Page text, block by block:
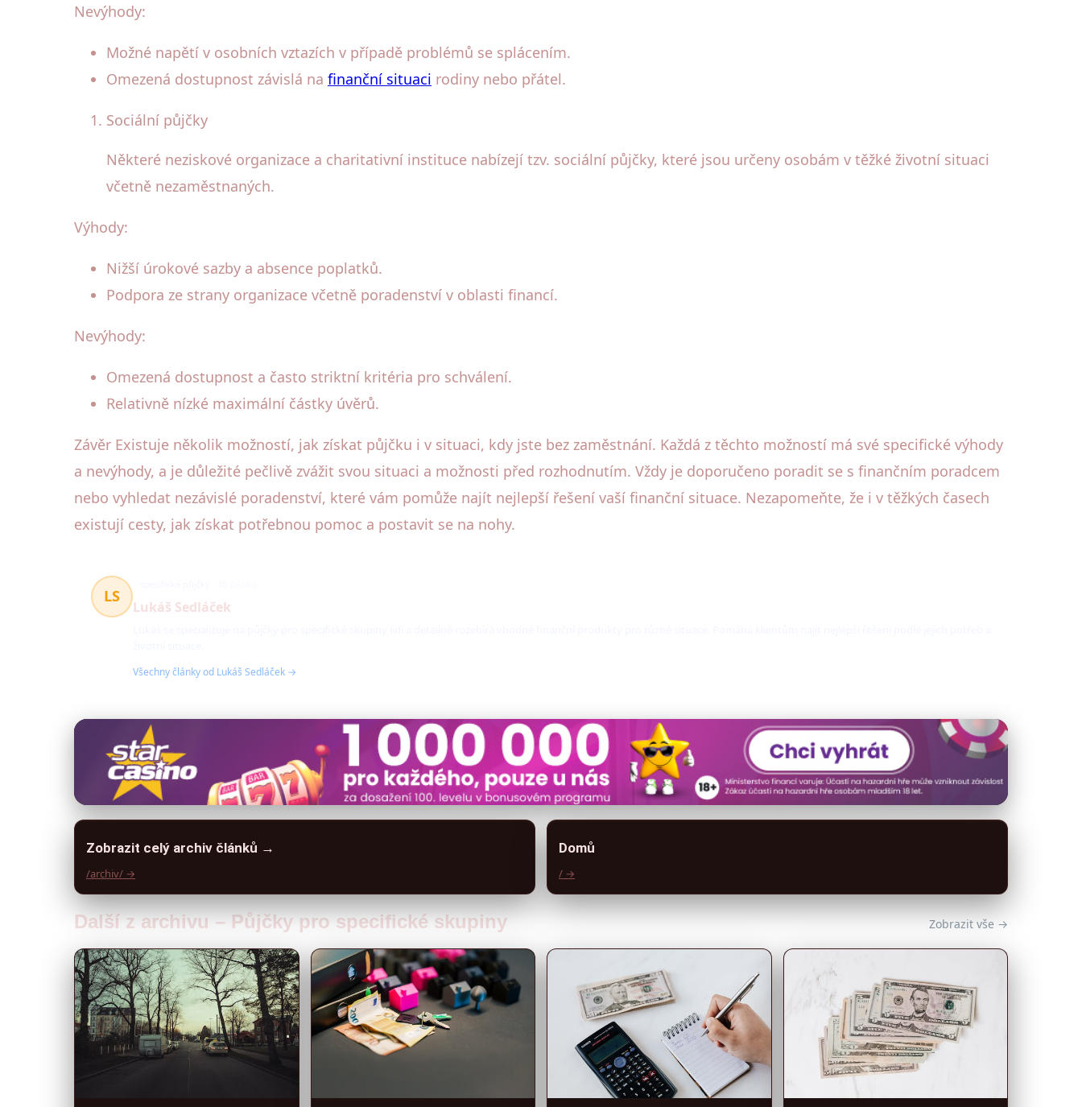
Nevýhody:
Možné napětí v osobních vztazích v případě problémů se splácením.
Omezená dostupnost závislá na finanční situaci rodiny nebo přátel.
Sociální půjčky
Některé neziskové organizace a charitativní instituce nabízejí tzv. sociální půjčky, které jsou určeny osobám v těžké životní situaci
včetně nezaměstnaných.
Výhody:
Nižší úrokové sazby a absence poplatků.
Podpora ze strany organizace včetně poradenství v oblasti financí.
Nevýhody:
Omezená dostupnost a často striktní kritéria pro schválení.
Relativně nízké maximální částky úvěrů.
Závěr Existuje několik možností, jak získat půjčku i v situaci, kdy jste bez zaměstnání. Každá z těchto možností má své specifické výhody
a nevýhody, a je důležité pečlivě zvážit svou situaci a možnosti před rozhodnutím. Vždy je doporučeno poradit se s finančním poradcem
nebo vyhledat nezávislé poradenství, které vám pomůže najít nejlepší řešení vaší finanční situace. Nezapomeňte, že i v těžkých časech
existují cesty, jak získat potřebnou pomoc a postavit se na nohy.
LS
Lukáš Sedláček
Všechny články od Lukáš Sedláček →
Zobrazit celý archiv článků →
/archiv/ →
Domů
/ →
Další z archivu – Půjčky pro specifické skupiny Zobrazit vše →